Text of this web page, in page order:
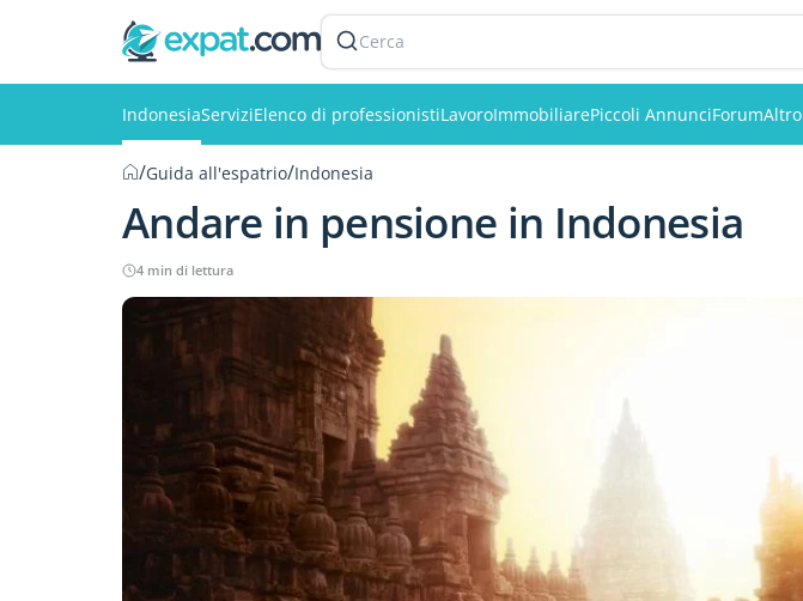
Cerca
IndonesiaServiziElenco di professionistiLavoroImmobiliarePiccoli AnnunciForumAltro
/Guida all'espatrio/Indonesia
Andare in pensione in Indonesia
4 min di lettura